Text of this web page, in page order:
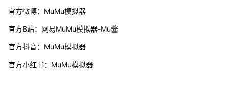
官方微博：MuMu模拟器
官方B站：网易MuMu模拟器-Mu酱
官方抖音：MuMu模拟器
官方小红书：MuMu模拟器